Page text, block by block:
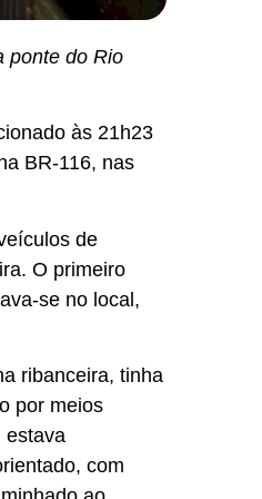
ponte do Rio
às 21h23
BR-116, nas
de
O primeiro
se no local,
ribanceira, tinha
por meios
estava
com